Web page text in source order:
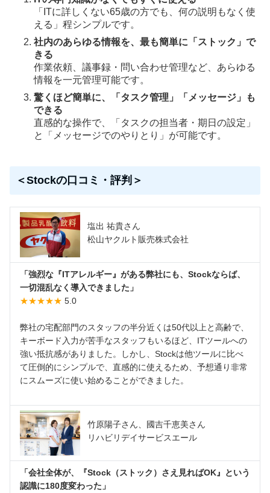
「ITに詳しくない65歳の方でも、何の説明もなく使
える」程シンプルです。
社内のあらゆる情報を、最も簡単に「ストック」で
きる
作業依頼、議事録・問い合わせ管理など、あらゆる
情報を一元管理可能です。
驚くほど簡単に、「タスク管理」「メッセージ」も
できる
直感的な操作で、「タスクの担当者・期日の設定」
と「メッセージでのやりとり」が可能です。
＜Stockの口コミ・評判＞
塩出 祐貴さん
松山ヤクルト販売株式会社
「強烈な『ITアレルギー』がある弊社にも、Stockならば、
一切混乱なく導入できました」
★★★★★ 5.0
弊社の宅配部門のスタッフの半分近くは50代以上と高齢で、
キーボード入力が苦手なスタッフもいるほど、ITツールへの
強い抵抗感がありました。しかし、Stockは他ツールに比べ
て圧倒的にシンプルで、直感的に使えるため、予想通り非常
にスムーズに使い始めることができました。
竹原陽子さん、國吉千恵美さん
リハビリデイサービスエール
「会社全体が、『Stock（ストック）さえ見ればOK』という
認識に180度変わった」